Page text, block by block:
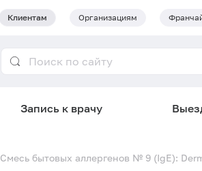
Клиентам Организациям
Запись к врачу
Смесь бытовых аллергенов № 9 (IgE):